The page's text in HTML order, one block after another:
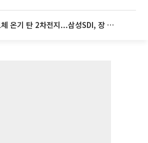
[특징주] 반도체 온기 탄 2차전지...삼성SDI, 장 초반 7% 넘게 껑충